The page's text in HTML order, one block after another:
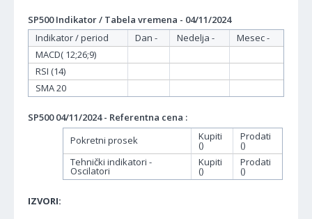
SP500 Indikator / Tabela vremena - 04/11/2024
Indikator / period
Dan - Nedelja -
Mesec -
MACD( 12;26;9)
RSI (14)
SMA 20
SP500 04/11/2024 - Referentna cena :
Pokretni prosek
Kupiti
()
Prodati
()
Tehnički indikatori -
Oscilatori
Kupiti
()
Prodati
()
IZVORI: